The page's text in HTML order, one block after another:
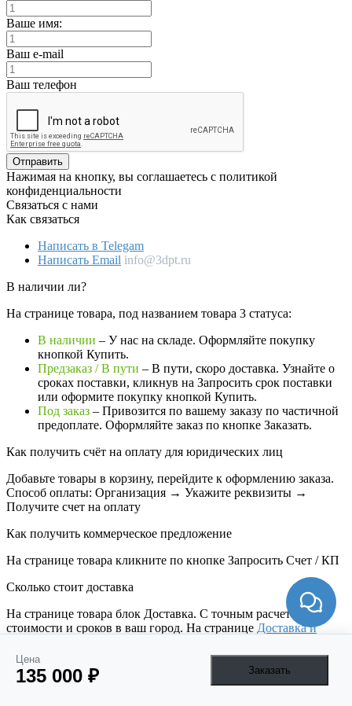
Цена
135 000 ₽ Заказать
Ваше имя:
Ваш e-mail
Ваш телефон
Отправить
Нажимая на кнопку, вы соглашаетесь с политикой
конфиденциальности
Связаться с нами
Как связаться
Написать в Telegam
Написать Email info@3dpt.ru
В наличии ли?
На странице товара, под названием товара 3 статуса:
В наличии – У нас на складе. Оформляйте покупку
кнопкой Купить.
Предзаказ / В пути – В пути, скоро доставка. Узнайте о
сроках поставки, кликнув на Запросить cрок поставки
или оформите покупку кнопкой Купить.
Под заказ – Привозится по вашему заказу по частичной
предоплате. Оформляйте заказ по кнопке Заказать.
Как получить счёт на оплату для юридических лиц
Добавьте товары в корзину, перейдите к оформлению заказа.
Способ оплаты: Организация → Укажите реквизиты →
Получите счет на оплату
Как получить коммерческое предложение
На странице товара кликните по кнопке Запросить Счет / КП
Сколько стоит доставка
На странице товара блок Доставка. С точным расчетом
стоимости и сроков в ваш город. На странице Доставка и
Если вы не нашли среди вопросов своего,
обратитесь к нам через